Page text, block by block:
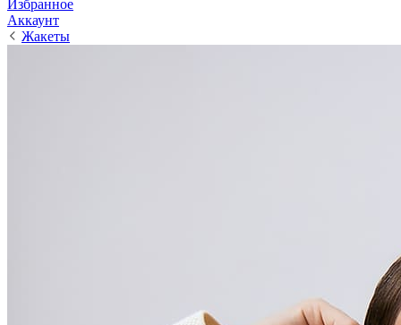
Избранное
Аккаунт
Жакеты